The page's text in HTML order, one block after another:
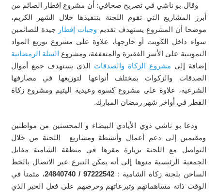
وقال بو ناشي في تصريح صحافي: أن مشروع إفطار الصائم من
أبرز المشاريع التي تقوم اللجنة بتنفيذها خلال الشهر الكريم،
موضحا أن المشروع يستهدف تقديم وجبات إفطار جيدة للصائمين
سواء داخل الكويت أو خارجها، علاوة على مشروع توزيع المواد
التموينية على الأسر الفقيرة والمتعففة، ومشروع السلة الرمضانية
إضافة إلى مشروع الزكاة والصدقات الذي يستهدف جمع أموال
الصدقات والزكوات بمختلف أنواعها لتوزيعها في مصارفها
الشرعية، علاوة على مشروع كسوة وعيدية اليتيم ومشروع زكاة
الفطر في أواخر شهر رمضان المبارك.
ودعا بو ناشي ذوي الأيادي البيضاء و المحسنين من مواطنين
ومقيمين إلى دعم أعمال وأنشطة ومشاريع اللجنة من خلال
التواصل مع اللجنة بزيارة مقرها في منطقة الشامية مقابل
الجمعية الرئيسية منوها إلى أنه يمكن التبرع عبر الاتصال بالخط
الساخن بلجنة زكاة الشامية : 97222542 / 24840740
، مثمنا في
الوقت ذاته مساهماتهم وتبرعاتهم وحرصهم على فعل الخير الذي